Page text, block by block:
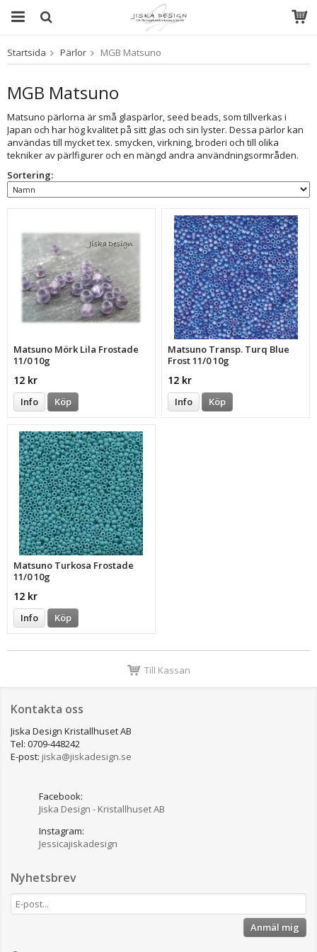
Produkten har blivit tillagd i varukorgen
Startsida Pärlor MGB Matsuno
MGB Matsuno
Matsuno pärlorna är små glaspärlor, seed beads, som tillverkas i
Japan och har hög kvalitet på sitt glas och sin lyster. Dessa pärlor kan
användas till mycket tex. smycken, virkning, broderi och till olika
tekniker av pärlfigurer och en mängd andra användningsormråden.
Sortering:
Matsuno Mörk Lila Frostade
11/0 10g
12 kr
Info Köp
Matsuno Transp. Turq Blue
Frost 11/0 10g
12 kr
Info Köp
Matsuno Turkosa Frostade
11/0 10g
12 kr
Info Köp
Till Kassan
Kontakta oss
Jiska Design Kristallhuset AB
Tel: 0709-448242
E-post: jiska@jiskadesign.se
Facebook:
Jiska Design - Kristallhuset AB
Instagram:
Jessicajiskadesign
Nyhetsbrev
Anmäl mig